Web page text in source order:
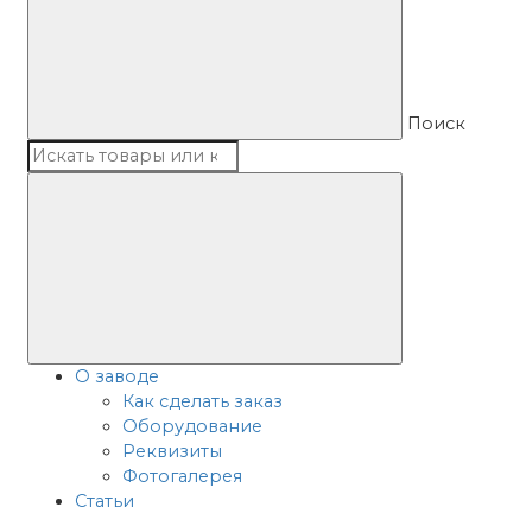
Поиск
О заводе
Как сделать заказ
Оборудование
Реквизиты
Фотогалерея
Статьи